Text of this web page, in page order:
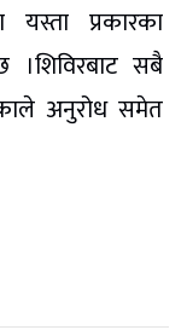
प्रकारका
सबै
अनुरोध समेत